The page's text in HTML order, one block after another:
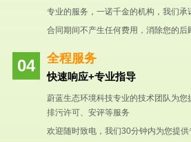
专业的服务，一诺千金的机构，我们承
合同期间不产生任何费用，消除您的后
全程服务
快速响应+专业指导
蔚蓝生态环境科技专业的技术团队为您
排污许可、安评等服务
欢迎随时致电，我们30分钟内为您提